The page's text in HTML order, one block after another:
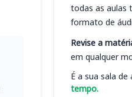
todas as aulas
formato de
Revise a
em qualquer
É a sua sala de
tempo.